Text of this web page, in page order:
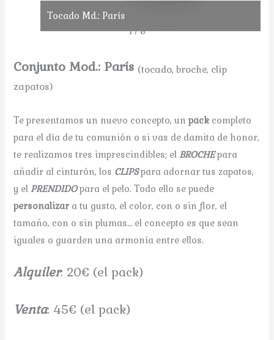
Tocado Md.: París
1 / 8
Conjunto Mod.: París (tocado, broche, clip
zapatos)
Te presentamos un nuevo concepto, unpack completo
para el día de tu comunión o si vas de damita de honor,
te realizamos tres imprescindibles; elBROCHEpara
añadir al cinturón, los CLIPSpara adornar tus zapatos,
y elPRENDIDOpara el pelo. Todo ello se puede
personalizar a tu gusto, el color, con o sin flor, el
tamaño, con o sin plumas… el concepto es que sean
iguales o guarden una armonía entre ellos.
Alquiler: 20€ (el pack)
Venta: 45€ (el pack)